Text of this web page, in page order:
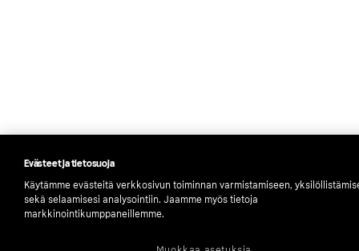
Evästeet ja tietosuoja
Käytämme evästeitä verkkosivun toiminnan varmistamiseen,
sekä selaamisesi analysointiin. Jaamme myös tietoja
markkinointikumppaneillemme.